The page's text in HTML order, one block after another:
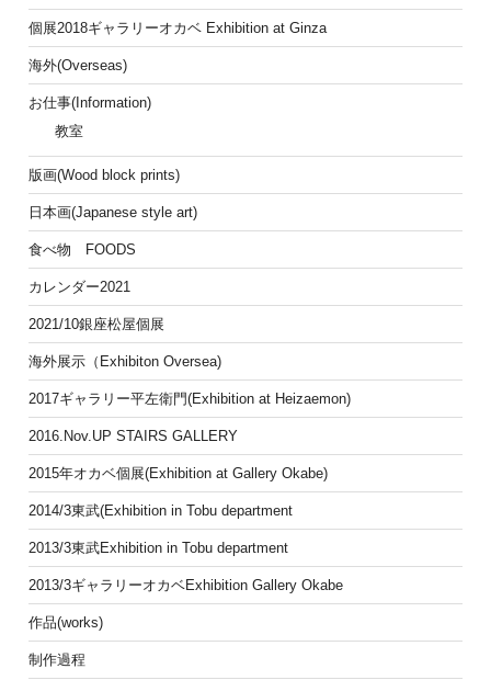
個展2018ギャラリーオカベ Exhibition at Ginza
海外(Overseas)
お仕事(Information)
教室
版画(Wood block prints)
日本画(Japanese style art)
食べ物 FOODS
カレンダー2021
2021/10銀座松屋個展
海外展示（Exhibiton Oversea)
2017ギャラリー平左衛門(Exhibition at Heizaemon)
2016.Nov.UP STAIRS GALLERY
2015年オカベ個展(Exhibition at Gallery Okabe)
2014/3東武(Exhibition in Tobu department
2013/3東武Exhibition in Tobu department
2013/3ギャラリーオカベExhibition Gallery Okabe
作品(works)
制作過程